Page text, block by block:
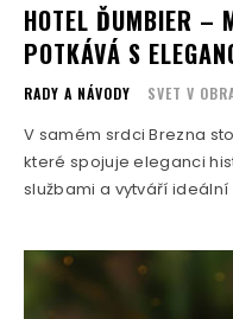
HOTEL ĎUMBIER –
POTKÁVÁ S
RADY A NÁVODY SVET V
V samém srdci Brezna
které spojuje eleganci
službami a vytváří